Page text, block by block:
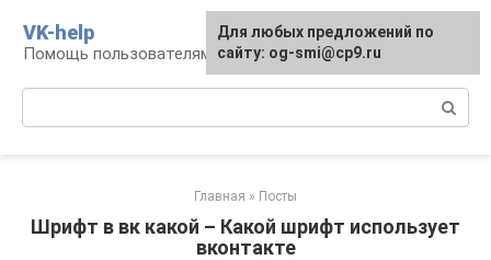
контенту
VK-help
Помощь пользователям соцсети ВКонтакте
Главная » Посты
Шрифт в вк какой – Какой шрифт использует
вконтакте
Для любых предложений по
сайту: og-smi@cp9.ru